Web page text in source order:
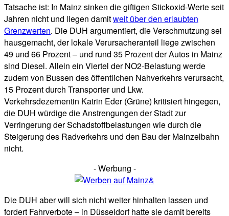
Tatsache ist: In Mainz sinken die giftigen Stickoxid-Werte seit
Jahren nicht und liegen damitweit über den erlaubten
Grenzwerten. Die DUH argumentiert, die Verschmutzung sei
hausgemacht, der lokale Verursacheranteil liege zwischen
49 und 66 Prozent – und rund 35 Prozent der Autos in Mainz
sind Diesel. Allein ein Viertel der NO2-Belastung werde
zudem von Bussen des öffentlichen Nahverkehrs verursacht,
15 Prozent durch Transporter und Lkw.
Verkehrsdezernentin Katrin Eder (Grüne) kritisiert hingegen,
die DUH würdige die Anstrengungen der Stadt zur
Verringerung der Schadstoffbelastungen wie durch die
Steigerung des Radverkehrs und den Bau der Mainzelbahn
nicht.
- Werbung -
Die DUH aber will sich nicht weiter hinhalten lassen und
fordert Fahrverbote – in Düsseldorf hatte sie damit bereits